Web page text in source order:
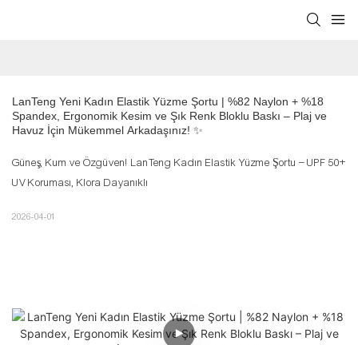
LanTeng Yeni Kadın Elastik Yüzme Şortu | %82 Naylon + %18
Spandex, Ergonomik Kesim ve Şık Renk Bloklu Baskı – Plaj ve
Havuz İçin Mükemmel Arkadaşınız! ✨
Güneş, Kum ve Özgüven! LanTeng Kadın Elastik Yüzme Şortu – UPF 50+
UV Koruması, Klora Dayanıklı
2026-04-01